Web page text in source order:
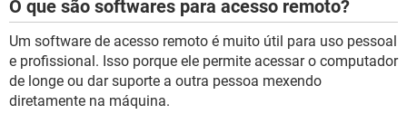
O que são softwares para acesso remoto?
Um software de acesso remoto é muito útil para uso pessoal
e profissional. Isso porque ele permite acessar o computador
de longe ou dar suporte a outra pessoa mexendo
diretamente na máquina.